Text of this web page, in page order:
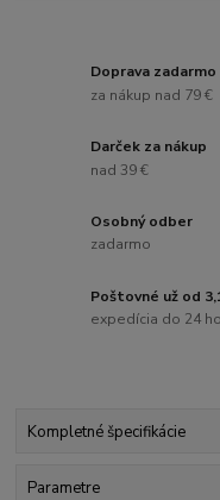
Doprava zadarmo
za nákup nad 79 €
Darček za nákup
nad 39 €
Osobný odber
zadarmo
Poštovné už od
expedícia do 24
Kompletné špecifikácie
Parametre